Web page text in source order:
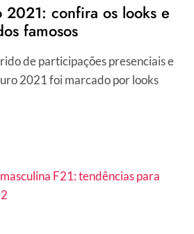
confira os looks e
famosos
de participações presenciais e
2021 foi marcado por looks